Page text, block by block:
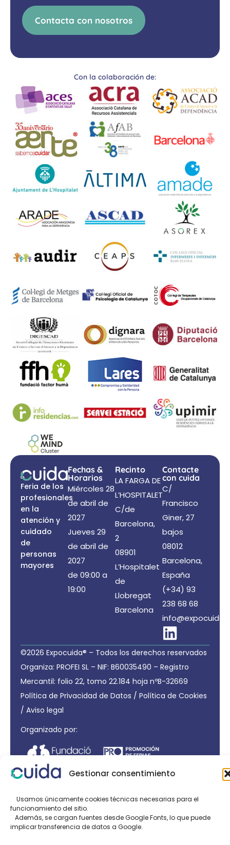
Gestionar consentimiento
Usamos únicamente cookies técnicas necesarias para el
funcionamiento del sitio.
Además, se cargan fuentes desde Google Fonts, lo que puede
implicar transferencia de datos a Google.
Contacta con nosotros
Con la colaboración de:
Feria de los
profesionales
en la
atención y
cuidado
de
personas
mayores
Fechas &
Horarios
Miércoles 28
de abril de
2027
Jueves 29
de abril de
2027
de 09:00 a
19:00
Recinto
LA FARGA DE
L’HOSPITALET
C/de
Barcelona,
2
08901
L’Hospitalet
de
Llobregat
Barcelona
Contacte
con cuida
C/
Francisco
Giner, 27
bajos
08012
Barcelona,
España
(+34) 93
238 68 68
©2026 Expocuida® – Todos los derechos reservados
Organiza: PROFEI SL – NIF: B60035490 – Registro
Mercantil: folio 22, tomo 22.184 hoja nºB-32669
Política de Privacidad de Datos / Política de Cookies
/ Aviso legal
Organizado por: